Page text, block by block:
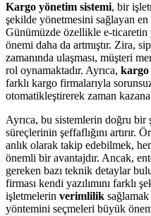
Kargo yönetim sistemi, bir
şekilde yönetmesini sağlayan
Günümüzde özellikle e-
önemi daha da artmıştır. Zira,
zamanında ulaşması, müşteri
rol oynamaktadır. Ayrıca, kargo
farklı kargo firmalarıyla
otomatikleştirerek zaman
Ayrıca, bu sistemlerin doğru bir
süreçlerinin şeffaflığını artırır.
anlık olarak takip edebilmek,
önemli bir avantajdır. Ancak,
gereken bazı teknik detaylar
firması kendi yazılımını farklı
işletmelerin verimlilik
yöntemini seçmeleri büyük önem